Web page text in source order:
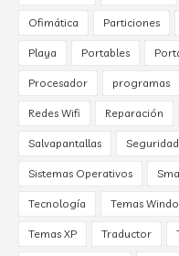
Ofimática Particiones
Playa Portables
Procesador programas
Redes Wifi Reparación
Salvapantallas
Sistemas Operativos
Tecnología Temas
Temas XP Traductor